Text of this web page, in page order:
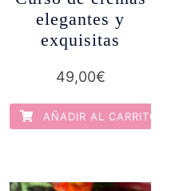
elegantes y
exquisitas
49,00€
AÑADIR AL CARRITO